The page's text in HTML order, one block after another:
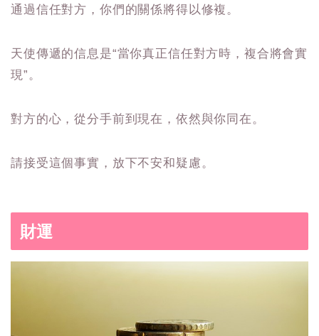
通過信任對方，你們的關係將得以修複。
天使傳遞的信息是“當你真正信任對方時，複合將會實
現”。
對方的心，從分手前到現在，依然與你同在。
請接受這個事實，放下不安和疑慮。
財運